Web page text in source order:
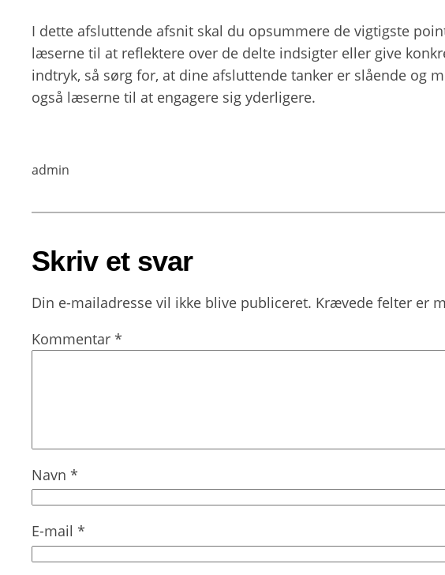
I dette afsluttende afsnit skal du opsummere de vigtigste
læserne til at reflektere over de delte indsigter eller give
indtryk, så sørg for, at dine afsluttende tanker er slående
også læserne til at engagere sig yderligere.
admin
Skriv et svar
Din e-mailadresse vil ikke blive publiceret. Krævede felter er
Kommentar *
Navn *
E-mail *